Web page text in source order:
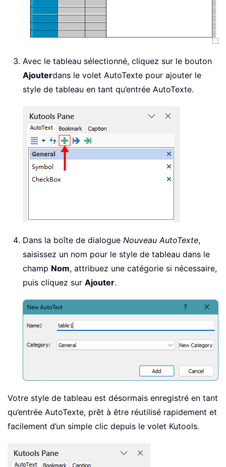
Avec le tableau sélectionné, cliquez sur le bouton
Ajouterdans le volet AutoTexte pour ajouter le
style de tableau en tant qu’entrée AutoTexte.
Dans la boîte de dialogue Nouveau AutoTexte,
saisissez un nom pour le style de tableau dans le
champ Nom, attribuez une catégorie si nécessaire,
puis cliquez sur Ajouter.
Votre style de tableau est désormais enregistré en tant
qu’entrée AutoTexte, prêt à être réutilisé rapidement et
facilement d’un simple clic depuis le volet Kutools.